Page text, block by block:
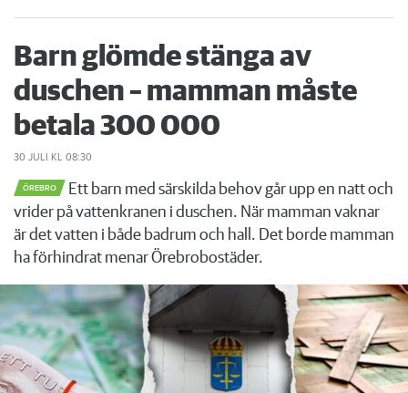
Barn glömde stänga av
duschen – mamman måste
betala 300 000
30 JULI KL 08:30
ÖREBRO
Ett barn med särskilda behov går upp en natt och
vrider på vattenkranen i duschen. När mamman vaknar
är det vatten i både badrum och hall. Det borde mamman
ha förhindrat menar Örebrobostäder.